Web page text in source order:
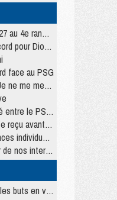
UEFA
loin du PSG
face au PSG
de plafond »
et le Barça
Majorque/PSG
»
en video